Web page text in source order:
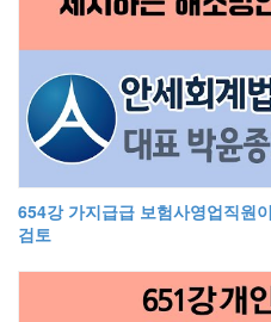
654강 가지급급 보험사영업직원
검토